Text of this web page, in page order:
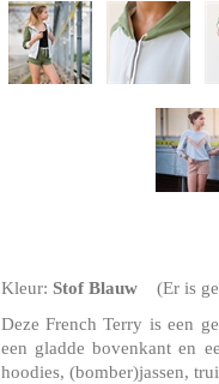
Kleur: Stof Blauw
(Er is
Deze French Terry is een
een gladde bovenkant en
hoodies, (bomber)jassen,